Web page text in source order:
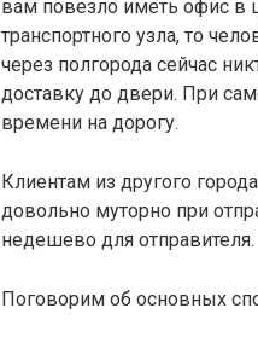
вам повезло иметь офис в
транспортного узла, то
через полгорода сейчас
доставку до двери. При
времени на дорогу.
Клиентам из другого
довольно муторно при
недешево для отправителя.
Поговорим об основных